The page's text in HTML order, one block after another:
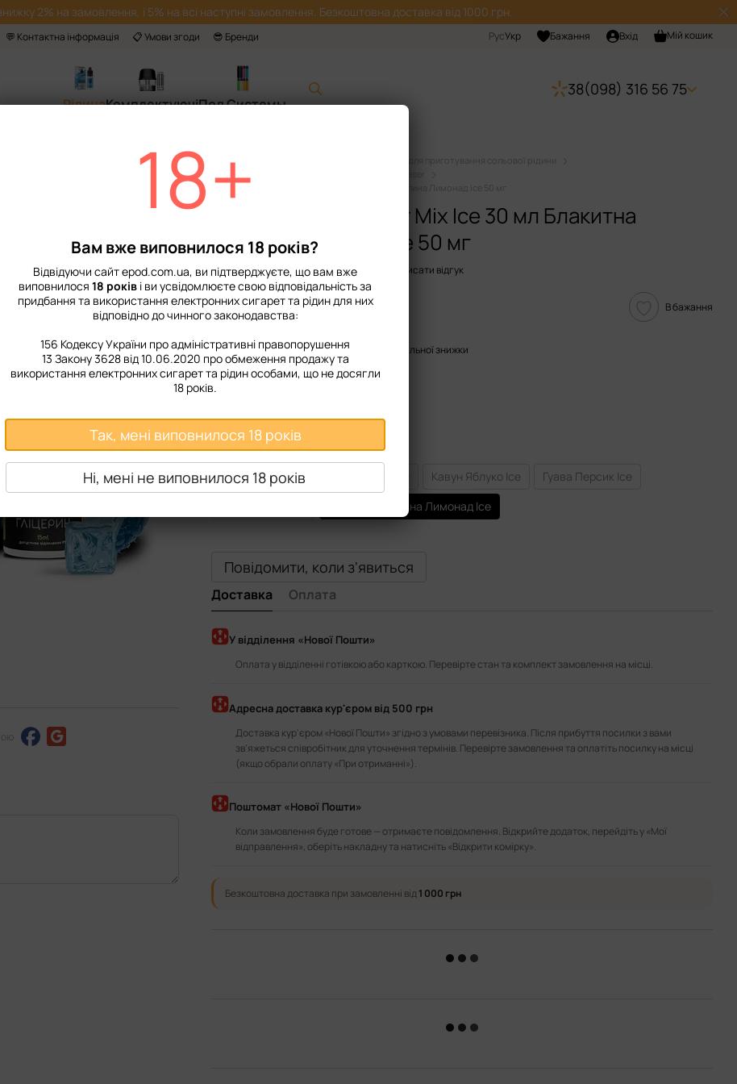
2% на замовлення, і 5% на всі наступні замовлення. Безкоштовна доставка від 1000 грн.
💬 Контактна інформація 📋 Умови згоди 😎 Бренди РусУкр Бажання Вхід Мій кошик
РідинаКомплектуючіПод Системы
38(098) 316 56 75
Головна
Набори для приготування сольової рідини
Набір Рідини Chaser Mix Ice 30 мл Блакитна Малина Лимонад Ice 50 мг
Набір Рідини Chaser Mix Ice 30 мл Блакитна
Малина Лимонад Ice 50 мг
Немає в наявності Артикул: 35007 Написати відгук
299 грн В бажання
% Увійтидля відображення накопичувальної знижки
Міцність
Смак рідини
Кола Ice Полуниця Виноград Ice Кавун Яблуко Ice
Гуава Персик Ice
Блакитна Малина Лимонад Ice
Повідомити, коли з'явиться
Доставка Оплата
У відділення «Нової Пошти»
Оплата у відділенні готівкою або карткою. Перевірте стан та комплект замовлення на місці.
Адресна доставка кур'єром від 500 грн
Доставка кур'єром «Нової Пошти» згідно з умовами перевізника. Після прибуття посилки з вами
зв'яжеться співробітник для уточнення термінів. Перевірте замовлення та оплатіть посилку на місці
(якщо обрали оплату «При отриманні»).
Поштомат «Нової Пошти»
Коли замовлення буде готове — отримаєте повідомлення. Відкрийте додаток, перейдіть у «Мої
відправлення», оберіть накладну та натисніть «Відкрити комірку».
Безкоштовна доставка при замовленні від1 000 грн
18+
Вам вже виповнилося 18 років?
Відвідуючи сайт epod.com.ua, ви підтверджуєте, що вам вже
виповнилося 18 років і ви усвідомлюєте свою відповідальність за
придбання та використання електронних сигарет та рідин для них
відповідно до чинного законодавства:
156 Кодексу України про адміністративні правопорушення
13 Закону 3628 від 10.06.2020 про обмеження продажу та
використання електронних сигарет та рідин особами, що не досягли
18 років.
Так, мені виповнилося 18 років
Ні, мені не виповнилося 18 років